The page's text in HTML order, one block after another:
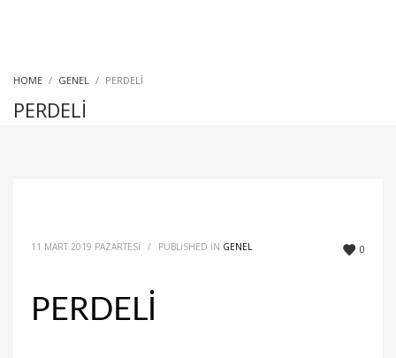
HOME GENEL PERDELİ
PERDELİ
0
11 MART 2019 PAZARTESI / PUBLISHED IN GENEL
PERDELİ